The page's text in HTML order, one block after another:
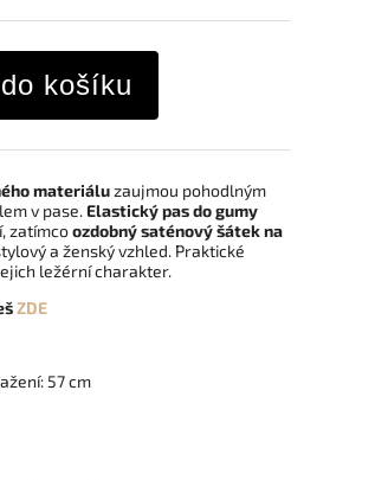
košíku
materiáluzaujmou pohodlným
v pase.Elastický pas do gumy
zatímcoozdobný saténový šátek na
a ženský vzhled. Praktické
ležérní charakter.
ZDE
57 cm